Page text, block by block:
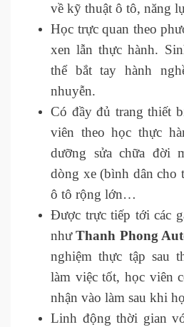
về kỹ thuật ô tô, năng
Học trực quan theo
xen lẫn thực hành.
thể bắt tay hành
nhuyễn.
Có đầy đủ trang thiết
viên theo học thực
dưỡng sửa chữa đời
dòng xe (bình dân cho
ô tô rộng lớn…
Được trực tiếp tới các
nhưThanh Phong
nghiệm thực tập sau
làm việc tốt, học viên
nhận vào làm sau khi
Linh động thời gian